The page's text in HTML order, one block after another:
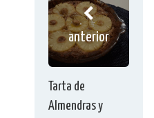
anterior
Tarta de
Almendras y